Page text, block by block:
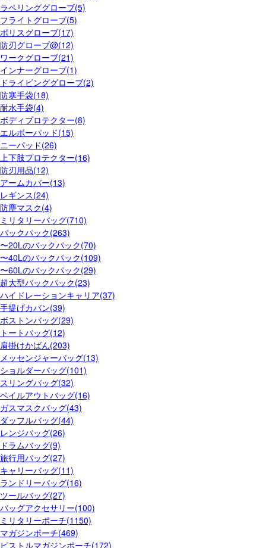
ラペリンググローブ(5)
フライトグローブ(5)
ポリスグローブ(17)
防刃グローブ@(12)
ワークグローブ(21)
インナーグローブ(1)
ドライビンググローブ(2)
防寒手袋(18)
耐水手袋(4)
ボディプロテクター(8)
エルボーパッド(15)
ニーパッド(26)
上下肢プロテクター(16)
防刃用品(12)
アームカバー(13)
レギンス(24)
防塵マスク(4)
ミリタリーバッグ(710)
バックパック(263)
〜20Lのバックパック(70)
〜40Lのバックパック(109)
〜60Lのバックパック(29)
超大型バックパック(23)
ハイドレーションキャリア(37)
手提げカバン(39)
ボストンバッグ(29)
トートバッグ(12)
肩掛けかばん(203)
メッセンジャーバッグ(13)
ショルダーバッグ(101)
スリングバッグ(32)
ベイルアウトバッグ(16)
ガスマスクバッグ(43)
ダッフルバッグ(44)
レンジバッグ(26)
ドラムバッグ(9)
旅行用バッグ(27)
キャリーバッグ(11)
ランドリーバッグ(16)
ツールバッグ(27)
バッグアクセサリー(100)
ミリタリーポーチ(1150)
マガジンポーチ(469)
ピストルマガジンポーチ(172)